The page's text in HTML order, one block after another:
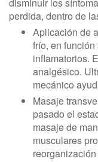
disminuir los
perdida, dentro de
Aplicación de
frío, en
inflamatorios.
analgésico.
mecánico
Masaje
pasado el
masaje de
musculares